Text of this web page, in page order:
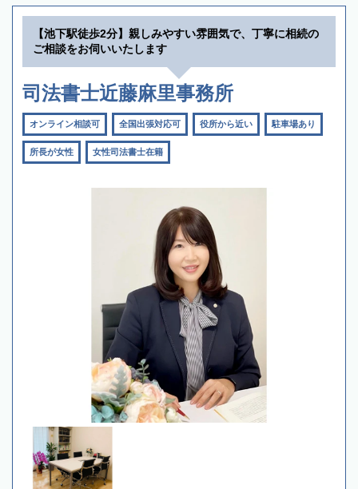
【池下駅徒歩2分】親しみやすい雰囲気で、丁寧に相続の
ご相談をお伺いいたします
司法書士近藤麻里事務所
オンライン相談可 全国出張対応可 役所から近い 駐車場あり
所長が女性 女性司法書士在籍